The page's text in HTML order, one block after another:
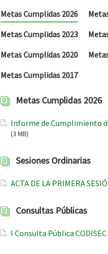
Metas Cumplidas 2026
Metas Cumplidas 2023
Metas Cumplidas 2020
Metas Cumplidas 2017
Metas Cumplidas 2026
Informe de Cumplimiento
(3 MB)
Sesiones Ordinarias
ACTA DE LA PRIMERA
Consultas Públicas
I Consulta Pública CODISEC